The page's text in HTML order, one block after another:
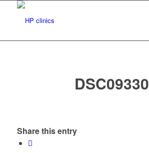
DSC09330
Share this entry